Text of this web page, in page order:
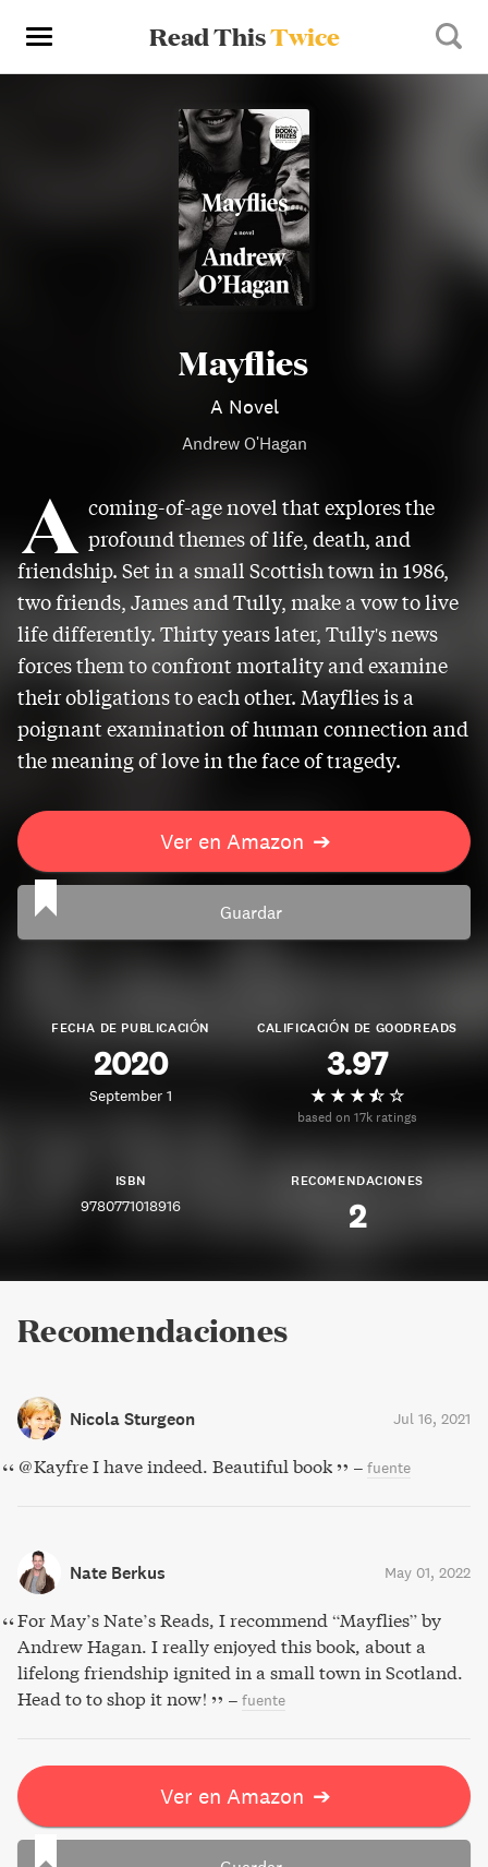
Read ThisTwice
Mayflies
A Novel
Andrew O'Hagan
A coming-of-age novel that explores the
profound themes of life, death, and
friendship. Set in a small Scottish town in 1986,
two friends, James and Tully, make a vow to live
life differently. Thirty years later, Tully's news
forces them to confront mortality and examine
their obligations to each other. Mayflies is a
poignant examination of human connection and
the meaning of love in the face of tragedy.
Ver en Amazon ➔
Guardar
FECHA DE PUBLICACIÓN
2020
September 1
CALIFICACIÓN DE GOODREADS
3.97
based on 17k ratings
ISBN
9780771018916
RECOMENDACIONES
2
Recomendaciones
Nicola Sturgeon Jul 16, 2021
@Kayfre I have indeed. Beautiful book – fuente
Nate Berkus May 01, 2022
For May’s Nate’s Reads, I recommend “Mayflies” by
Andrew Hagan. I really enjoyed this book, about a
lifelong friendship ignited in a small town in Scotland.
Head to to shop it now!
– fuente
Ver en Amazon ➔